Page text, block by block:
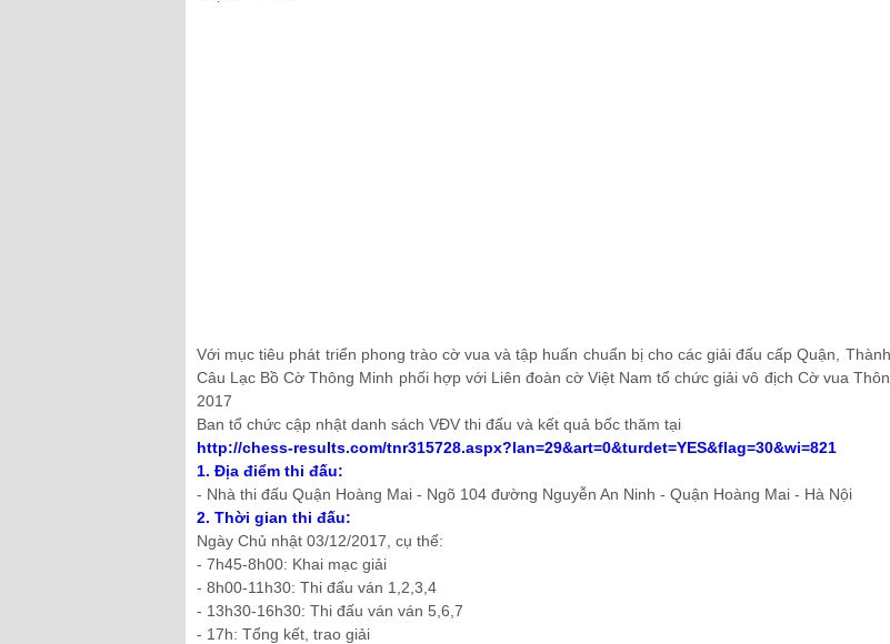
Với mục tiêu phát triển phong trào cờ vua và tập huấn chuẩn bị cho các giải đấu cấp Quận,
Câu Lạc Bồ Cờ Thông Minh phối hợp với Liên đoàn cờ Việt Nam tổ chức giải vô địch Cờ vua
2017
Ban tổ chức cập nhật danh sách VĐV thi đấu và kết quả bốc thăm tại
http://chess-results.com/tnr315728.aspx?lan=29&art=0&turdet=YES&flag=30&wi=821
1. Địa điểm thi đấu:
- Nhà thi đấu Quận Hoàng Mai - Ngõ 104 đường Nguyễn An Ninh - Quận Hoàng Mai - Hà Nội
2. Thời gian thi đấu:
Ngày Chủ nhật 03/12/2017, cụ thể:
- 7h45-8h00: Khai mạc giải
- 8h00-11h30: Thi đấu ván 1,2,3,4
- 13h30-16h30: Thi đấu ván ván 5,6,7
- 17h: Tổng kết, trao giải